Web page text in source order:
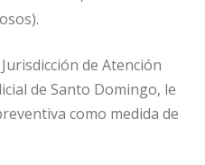
de Atención
de Santo Domingo, le
como medida de